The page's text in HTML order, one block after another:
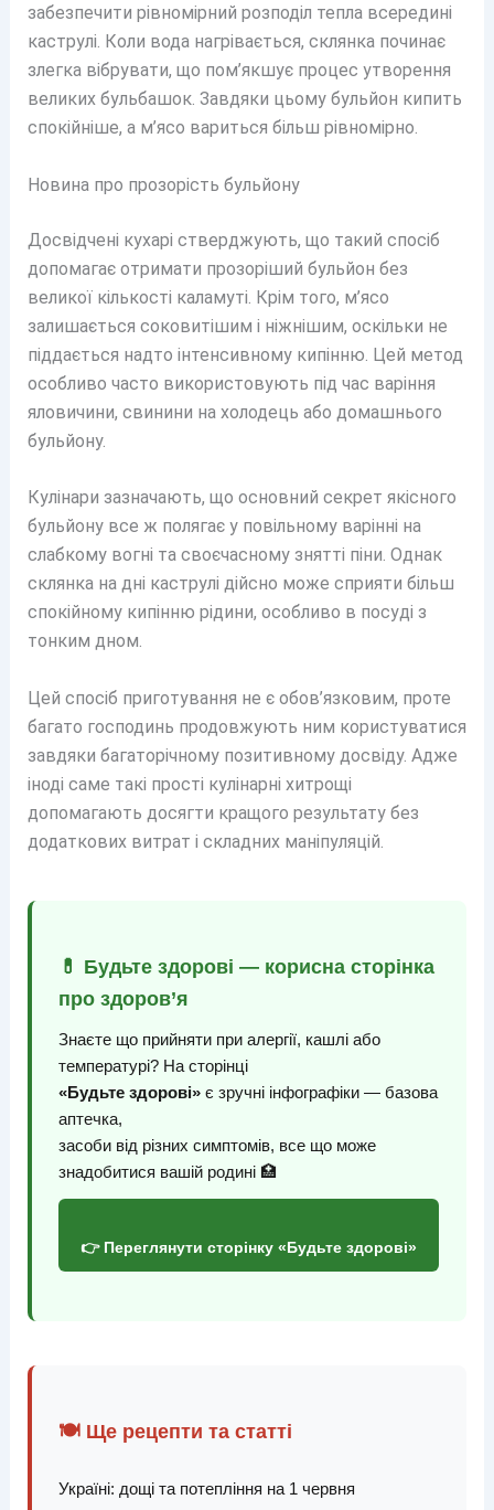
забезпечити рівномірний розподіл тепла всередині
каструлі. Коли вода нагрівається, склянка починає
злегка вібрувати, що пом’якшує процес утворення
великих бульбашок. Завдяки цьому бульйон кипить
спокійніше, а м’ясо вариться більш рівномірно.
Новина про прозорість бульйону
Досвідчені кухарі стверджують, що такий спосіб
допомагає отримати прозоріший бульйон без
великої кількості каламуті. Крім того, м’ясо
залишається соковитішим і ніжнішим, оскільки не
піддається надто інтенсивному кипінню. Цей метод
особливо часто використовують під час варіння
яловичини, свинини на холодець або домашнього
бульйону.
Кулінари зазначають, що основний секрет якісного
бульйону все ж полягає у повільному варінні на
слабкому вогні та своєчасному знятті піни. Однак
склянка на дні каструлі дійсно може сприяти більш
спокійному кипінню рідини, особливо в посуді з
тонким дном.
Цей спосіб приготування не є обов’язковим, проте
багато господинь продовжують ним користуватися
завдяки багаторічному позитивному досвіду. Адже
іноді саме такі прості кулінарні хитрощі
допомагають досягти кращого результату без
додаткових витрат і складних маніпуляцій.
💊 Будьте здорові — корисна сторінка
про здоров’я
Знаєте що прийняти при алергії, кашлі або
температурі? На сторінці
«Будьте здорові»є зручні інфографіки — базова
аптечка,
засоби від різних симптомів, все що може
знадобитися вашій родині 🏥
👉 Переглянути сторінку «Будьте здорові»
🍽️ Ще рецепти та статті
Україні: дощі та потепління на 1 червня